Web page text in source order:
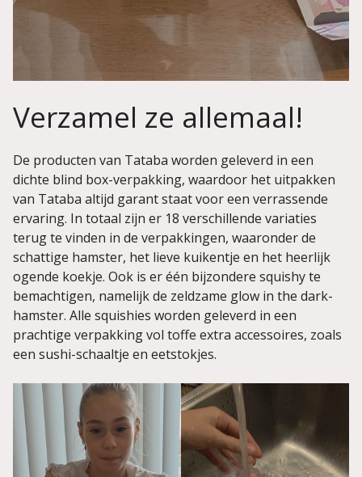
Verzamel ze allemaal!
De producten van Tataba worden geleverd in een
dichte blind box-verpakking, waardoor het uitpakken
van Tataba altijd garant staat voor een verrassende
ervaring. In totaal zijn er 18 verschillende variaties
terug te vinden in de verpakkingen, waaronder de
schattige hamster, het lieve kuikentje en het heerlijk
ogende koekje. Ook is er één bijzondere squishy te
bemachtigen, namelijk de zeldzame glow in the dark-
hamster. Alle squishies worden geleverd in een
prachtige verpakking vol toffe extra accessoires, zoals
een sushi-schaaltje en eetstokjes.